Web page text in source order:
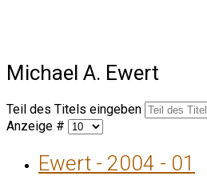
Michael A. Ewert
Teil des Titels eingeben
Anzeige #
Ewert - 2004 - 01